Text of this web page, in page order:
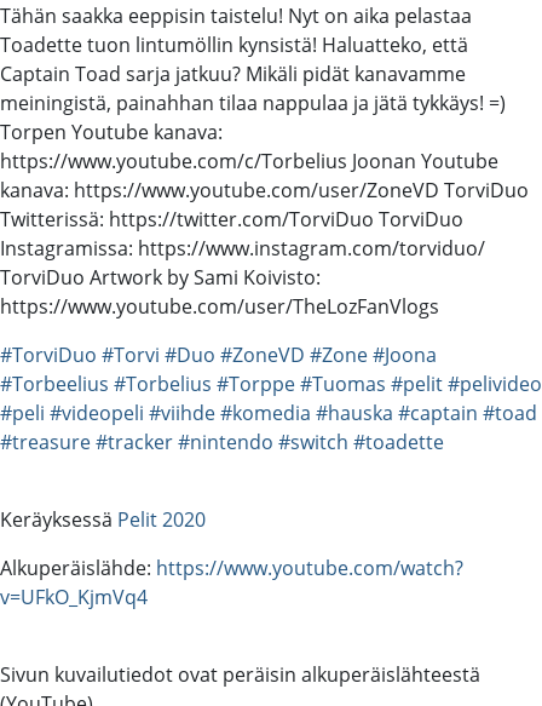
Tähän saakka eeppisin taistelu! Nyt on aika pelastaa
Toadette tuon lintumöllin kynsistä! Haluatteko, että
Captain Toad sarja jatkuu? Mikäli pidät kanavamme
meiningistä, painahhan tilaa nappulaa ja jätä tykkäys! =)
Torpen Youtube kanava:
https://www.youtube.com/c/Torbelius Joonan Youtube
kanava: https://www.youtube.com/user/ZoneVD TorviDuo
Twitterissä: https://twitter.com/TorviDuo TorviDuo
Instagramissa: https://www.instagram.com/torviduo/
TorviDuo Artwork by Sami Koivisto:
https://www.youtube.com/user/TheLozFanVlogs
#TorviDuo #Torvi #Duo #ZoneVD #Zone#Joona
#Torbeelius #Torbelius #Torppe#Tuomas #pelit#pelivideo
#peli #videopeli #viihde#komedia #hauska #captain #toad
#treasure#tracker#nintendo #switch #toadette
Keräyksessä Pelit 2020
Alkuperäislähde: https://www.youtube.com/watch?
v=UFkO_KjmVq4
Sivun kuvailutiedot ovat peräisin alkuperäislähteestä